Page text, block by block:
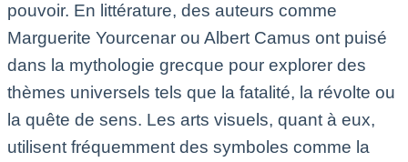
pouvoir. En littérature, des auteurs comme
Marguerite Yourcenar ou Albert Camus ont puisé
dans la mythologie grecque pour explorer des
thèmes universels tels que la fatalité, la révolte ou
la quête de sens. Les arts visuels, quant à eux,
utilisent fréquemment des symboles comme la